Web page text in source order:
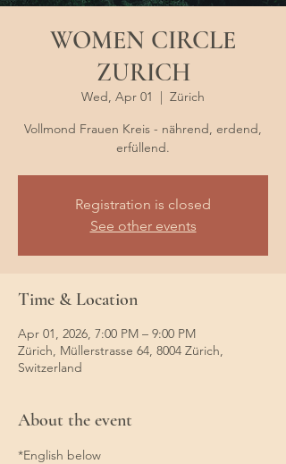
WOMEN CIRCLE
ZURICH
Wed, Apr 01
  |
Zürich
Vollmond Frauen Kreis - nährend, erdend,
erfüllend.
Registration is closed
See other events
Time & Location
Apr 01, 2026, 7:00 PM – 9:00 PM
Zürich, Müllerstrasse 64, 8004 Zürich,
Switzerland
About the event
*English below